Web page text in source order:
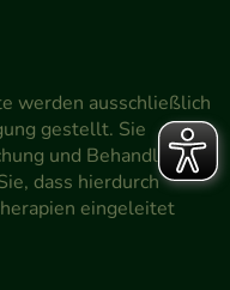
werden ausschließlich
gestellt. Sie
und Behandlung
dass hierdurch
eingeleitet